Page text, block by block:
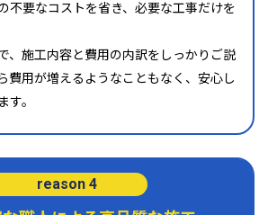
不要なコストを省き、必要な工事だけを
、施工内容と費用の内訳をしっかりご説
費用が増えるようなこともなく、安心し
。
reason 4